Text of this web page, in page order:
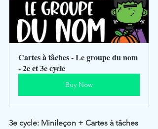
Cartes à tâches - Le groupe du nom
- 2e et 3e cycle
Buy Now
3e cycle: Minileçon + Cartes à tâches